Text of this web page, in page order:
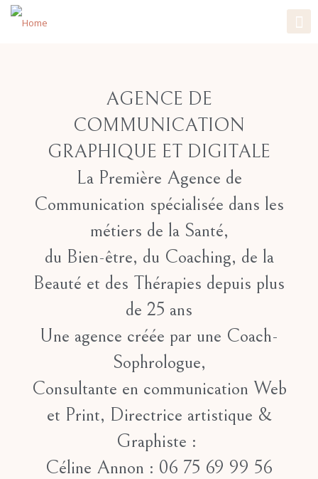
AGENCE DE
COMMUNICATION
GRAPHIQUE ET DIGITALE
La Première Agence de
Communication spécialisée dans les
métiers de la Santé,
du Bien-être, du Coaching, de la
Beauté et des Thérapies depuis plus
de 25 ans
Une agence créée par une Coach-
Sophrologue,
Consultante en communication Web
et Print, Directrice artistique &
Graphiste :
Céline Annon : 06 75 69 99 56